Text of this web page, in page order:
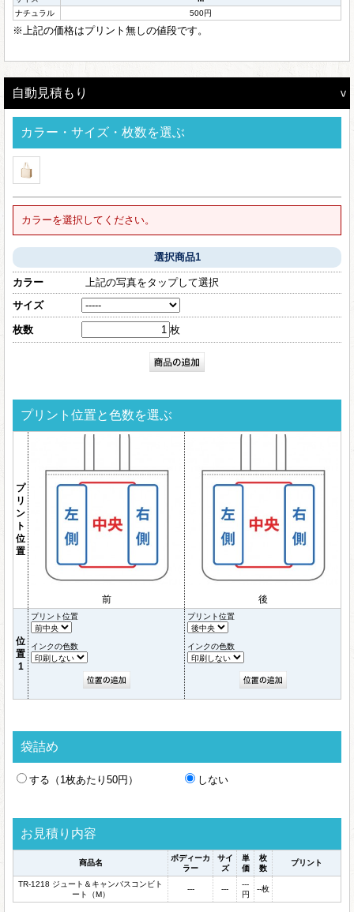
ナチュラル
500円
※上記の価格はプリント無しの値段です。
自動見積もり
カラー・サイズ・枚数を選ぶ
カラーを選択してください。
選択商品1
カラー
上記の写真をタップして選択
サイズ
枚数 枚
プリント位置と色数を選ぶ
プ
リ
ン
ト
位
置
前 後
位
置
1
プリント位置
インクの色数
プリント位置
インクの色数
袋詰め
する（1枚あたり50円） しない
お見積り内容
商品名
ボディーカ
ラー
サイ
ズ
単
価
枚
数
プリント
TR-1218 ジュート＆キャンバスコンビト
ート（M）
--- ---
---
円
--枚